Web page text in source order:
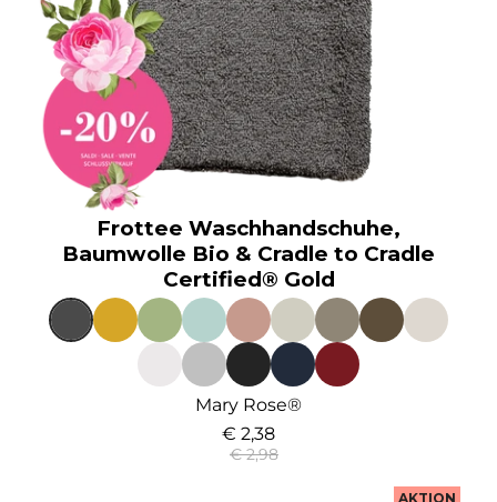
Frottee Waschhandschuhe,
Baumwolle Bio & Cradle to Cradle
Certified® Gold
Mary Rose®
€ 2,38
€ 2,98
AKTION